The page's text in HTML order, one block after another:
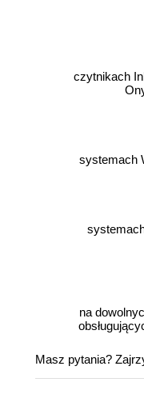
czytnikach
systemach
na
Masz pytania?